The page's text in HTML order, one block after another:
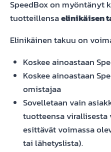
SpeedBox on myöntänyt
tuotteillensaelinikäisen
Elinikäinen takuu on
Koskee ainoastaan
Koskee ainoastaan
omistajaa
Sovelletaan vain
tuotteensa virallisesta
esittävät voimassa
tai lähetyslista).